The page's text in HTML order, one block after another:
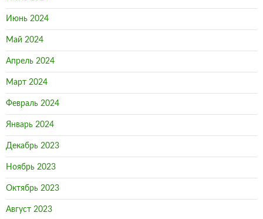
Июнь 2024
Май 2024
Апрель 2024
Март 2024
Февраль 2024
Январь 2024
Декабрь 2023
Ноябрь 2023
Октябрь 2023
Август 2023